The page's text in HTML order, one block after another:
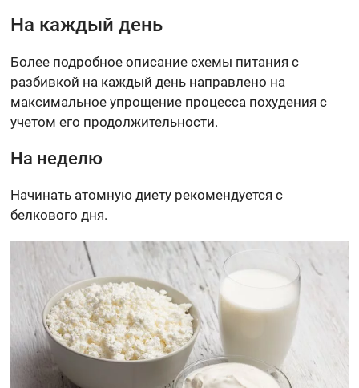
На каждый день
Более подробное описание схемы питания с
разбивкой на каждый день направлено на
максимальное упрощение процесса похудения с
учетом его продолжительности.
На неделю
Начинать атомную диету рекомендуется с
белкового дня.